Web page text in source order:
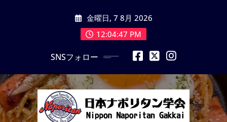
に
ス
キ
ッ
金曜日, 7 8月 2026
12:04:47 PM
SNSフォロー